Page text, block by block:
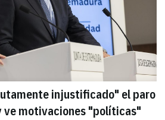
injustificado" el paro
motivaciones "políticas"